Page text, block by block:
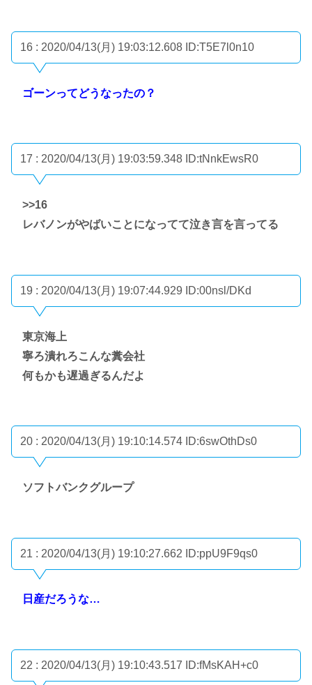
16 : 2020/04/13(月) 19:03:12.608 ID:T5E7l0n10
ゴーンってどうなったの？
17 : 2020/04/13(月) 19:03:59.348 ID:tNnkEwsR0
>>16
レバノンがやばいことになってて泣き言を言ってる
19 : 2020/04/13(月) 19:07:44.929 ID:00nsl/DKd
東京海上
寧ろ潰れろこんな糞会社
何もかも遅過ぎるんだよ
20 : 2020/04/13(月) 19:10:14.574 ID:6swOthDs0
ソフトバンクグループ
21 : 2020/04/13(月) 19:10:27.662 ID:ppU9F9qs0
日産だろうな…
22 : 2020/04/13(月) 19:10:43.517 ID:fMsKAH+c0